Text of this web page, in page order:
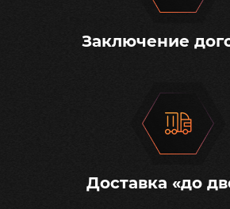
Заключение
Доставка «до